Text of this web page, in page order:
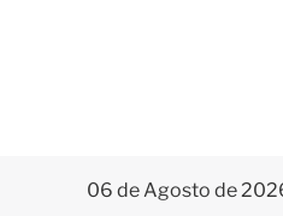
06 de Agosto de